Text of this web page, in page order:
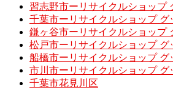
習志野市ーリサイクルショップ
千葉市ーリサイクルショップ
鎌ヶ谷市ーリサイクルショップ
松戸市ーリサイクルショップ
船橋市ーリサイクルショップ
市川市ーリサイクルショップ
千葉市花見川区